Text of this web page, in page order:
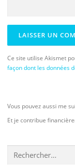
Ce site utilise Akismet
façon dont les données
Vous pouvez aussi me
Et je contribue